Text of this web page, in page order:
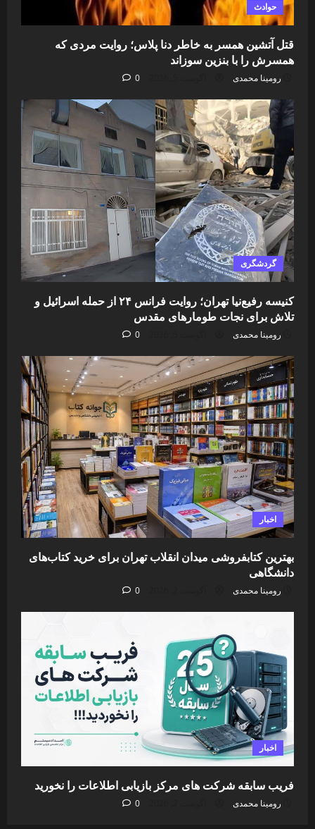
حوادث
قتل آتشین همسر به خاطر دنا پلاس؛ روایت مردی که
همسرش را با بنزین سوزاند
رومینا محمدی 0
گردشگری
کنیسه رفیع‌نیا تهران؛ روایت فرانس ۲۴ از حمله اسرائیل و
تلاش برای نجات طومارهای مقدس
رومینا محمدی 0
اخبار
بهترین کتابفروشی میدان انقلاب تهران برای خرید کتاب‌های
دانشگاهی
رومینا محمدی 0
اخبار
فریب سابقه شرکت های مرکز بازیابی اطلاعات را نخورید
رومینا محمدی 0